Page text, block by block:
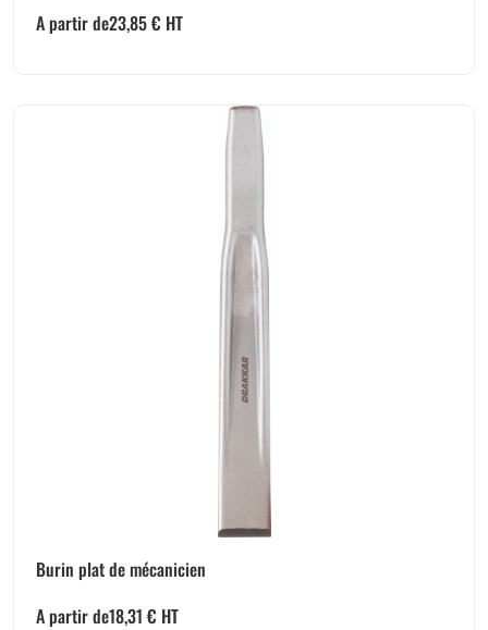
A partir de23,85€ HT
Burin plat de mécanicien
A partir de18,31 € HT